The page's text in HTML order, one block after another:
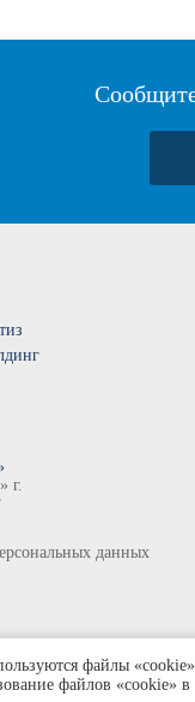
г.
данных
файлы
файлов «cookie»